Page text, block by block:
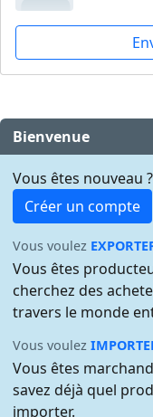
Bienvenue
Vous êtes nouveau ?
Créer un compte
Vous voulez
Vous êtes
cherchez des
travers le monde
Vous voulez
Vous êtes
savez déjà quel
importer.